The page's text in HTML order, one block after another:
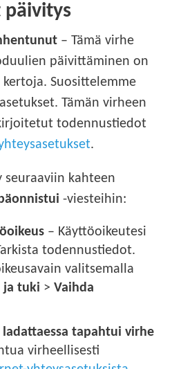
päivitys
– Tämä virhe
päivittäminen on
Suosittelemme
Tämän virheen
todennustiedot
.
kahteen
-viesteihin:
– Käyttöoikeutesi
todennustiedot.
valitsemalla
ja tuki >Vaihda
tapahtui virhe
virheellisesti